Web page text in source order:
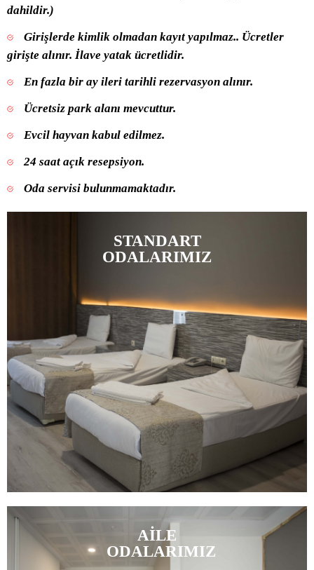
dahildir.)
Girişlerde kimlik olmadan kayıt yapılmaz.. Ücretler
girişte alınır. İlave yatak ücretlidir.
En fazla bir ay ileri tarihli rezervasyon alınır.
Ücretsiz park alanı mevcuttur.
Evcil hayvan kabul edilmez.
24 saat açık resepsiyon.
Oda servisi bulunmamaktadır.
STANDART
ODALARIMIZ
AİLE
ODALARIMIZ